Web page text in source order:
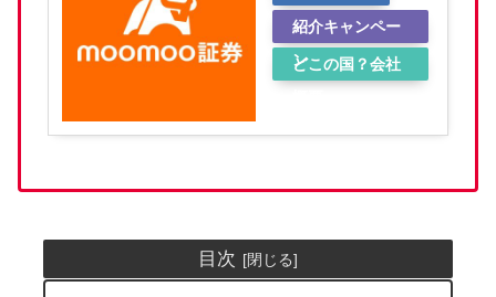
紹介キャンペー
ン
どこの国？会社
目次